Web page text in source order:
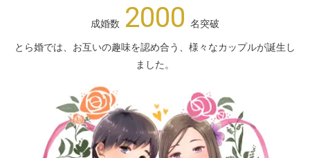
成婚数 2000 名突破
とら婚では、お互いの趣味を認め合う、様々なカップルが誕生し
ました。